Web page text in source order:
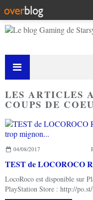
LES ARTICLES
COUPS DE
04/08/2017
LocoRoco est disponible sur
PlayStation Store : http://